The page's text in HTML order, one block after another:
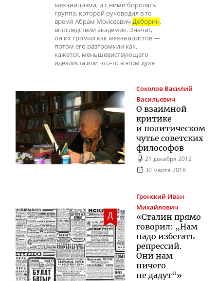
механицизма, и с ними боролась
группа, которой руководил в то
время Абрам Моисеевич Деборин,
впоследствии академик. Значит,
он их громил как механицистов —
потом его разгромили как,
кажется, меньшевиствующего
идеалиста или что-то в этом духе
Соколов Василий
Васильевич
О взаимной
критике
и политическом
чутье советских
философов
21 декабря 2012
30 марта 2018
Д
Гронский Иван
Михайлович
«Сталин прямо
говорил: „Нам
надо избегать
репрессий.
Они нам
ничего
не дадут“»